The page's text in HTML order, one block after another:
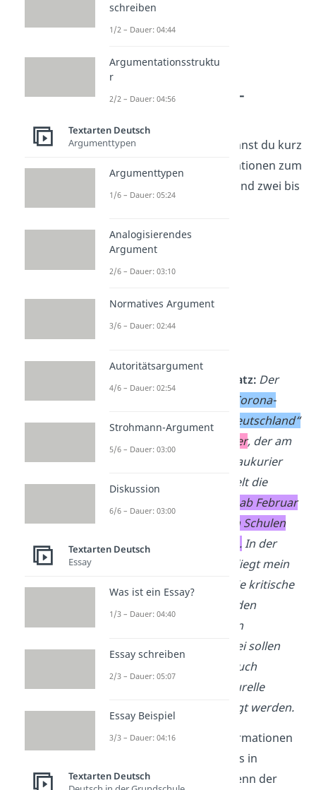
Sachtextanalyse –
In der
benennst du kurz
die wichtigsten Informationen zum
Sachtext. In der Regel sind zwei bis
Notwendige Aspekte:
Thema
Titel
Textsorte
Beispiel – Einleitungssatz: Der
„Neue Corona-
Regeln an Schulen in Deutschland“
Martin Müller, der am
im Donaukurier
erschienen ist, behandelt die
neuen Regelungen, die ab Februar
in den weiterführenden Schulen
deutschlandweit gelten .In der
folgenden Textanalyse liegt mein
Schwerpunkt darauf, die kritische
Haltung des Autors zu den
politischen Maßnahmen
herauszuarbeiten. Dabei sollen
sowohl inhaltliche als auch
sprachliche und strukturelle
Merkmale berücksichtigt werden.
Tipp:Markiere die Informationen
deines Einleitungssatzes in
Regenbogenfarben! Wenn der
schreiben
1/2 – Dauer: 04:44
Argumentationsstruktu
r
2/2 – Dauer: 04:56
Textarten Deutsch
Argumenttypen
Argumenttypen
1/6 – Dauer: 05:24
Analogisierendes
Argument
2/6 – Dauer: 03:10
Normatives Argument
3/6 – Dauer: 02:44
Autoritätsargument
4/6 – Dauer: 02:54
Strohmann-Argument
5/6 – Dauer: 03:00
Diskussion
6/6 – Dauer: 03:00
Textarten Deutsch
Essay
Was ist ein Essay?
1/3 – Dauer: 04:40
Essay schreiben
2/3 – Dauer: 05:07
Essay Beispiel
3/3 – Dauer: 04:16
Textarten Deutsch